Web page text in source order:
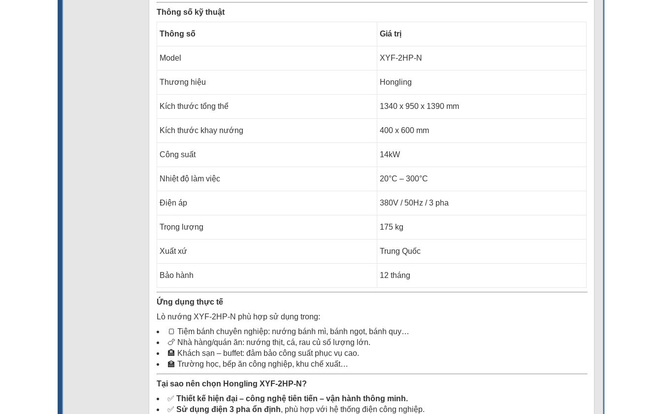
Thông số kỹ thuật
Thông số Giá trị
Model XYF-2HP-N
Thương hiệu Hongling
Kích thước tổng thể 1340 x 950 x 1390 mm
Kích thước khay nướng 400 x 600 mm
Công suất 14kW
Nhiệt độ làm việc 20°C – 300°C
Điện áp 380V / 50Hz / 3 pha
Trọng lượng 175 kg
Xuất xứ Trung Quốc
Bảo hành 12 tháng
Ứng dụng thực tế
Lò nướng XYF-2HP-N phù hợp sử dụng trong:
🍞 Tiệm bánh chuyên nghiệp: nướng bánh mì, bánh ngọt, bánh quy…
🍗 Nhà hàng/quán ăn: nướng thịt, cá, rau củ số lượng lớn.
🏨 Khách sạn – buffet: đảm bảo công suất phục vụ cao.
🏫 Trường học, bếp ăn công nghiệp, khu chế xuất…
Tại sao nên chọn Hongling XYF-2HP-N?
✅ Thiết kế hiện đại – công nghệ tiên tiến – vận hành thông minh.
✅ Sử dụng điện 3 pha ổn định, phù hợp với hệ thống điện công nghiệp.